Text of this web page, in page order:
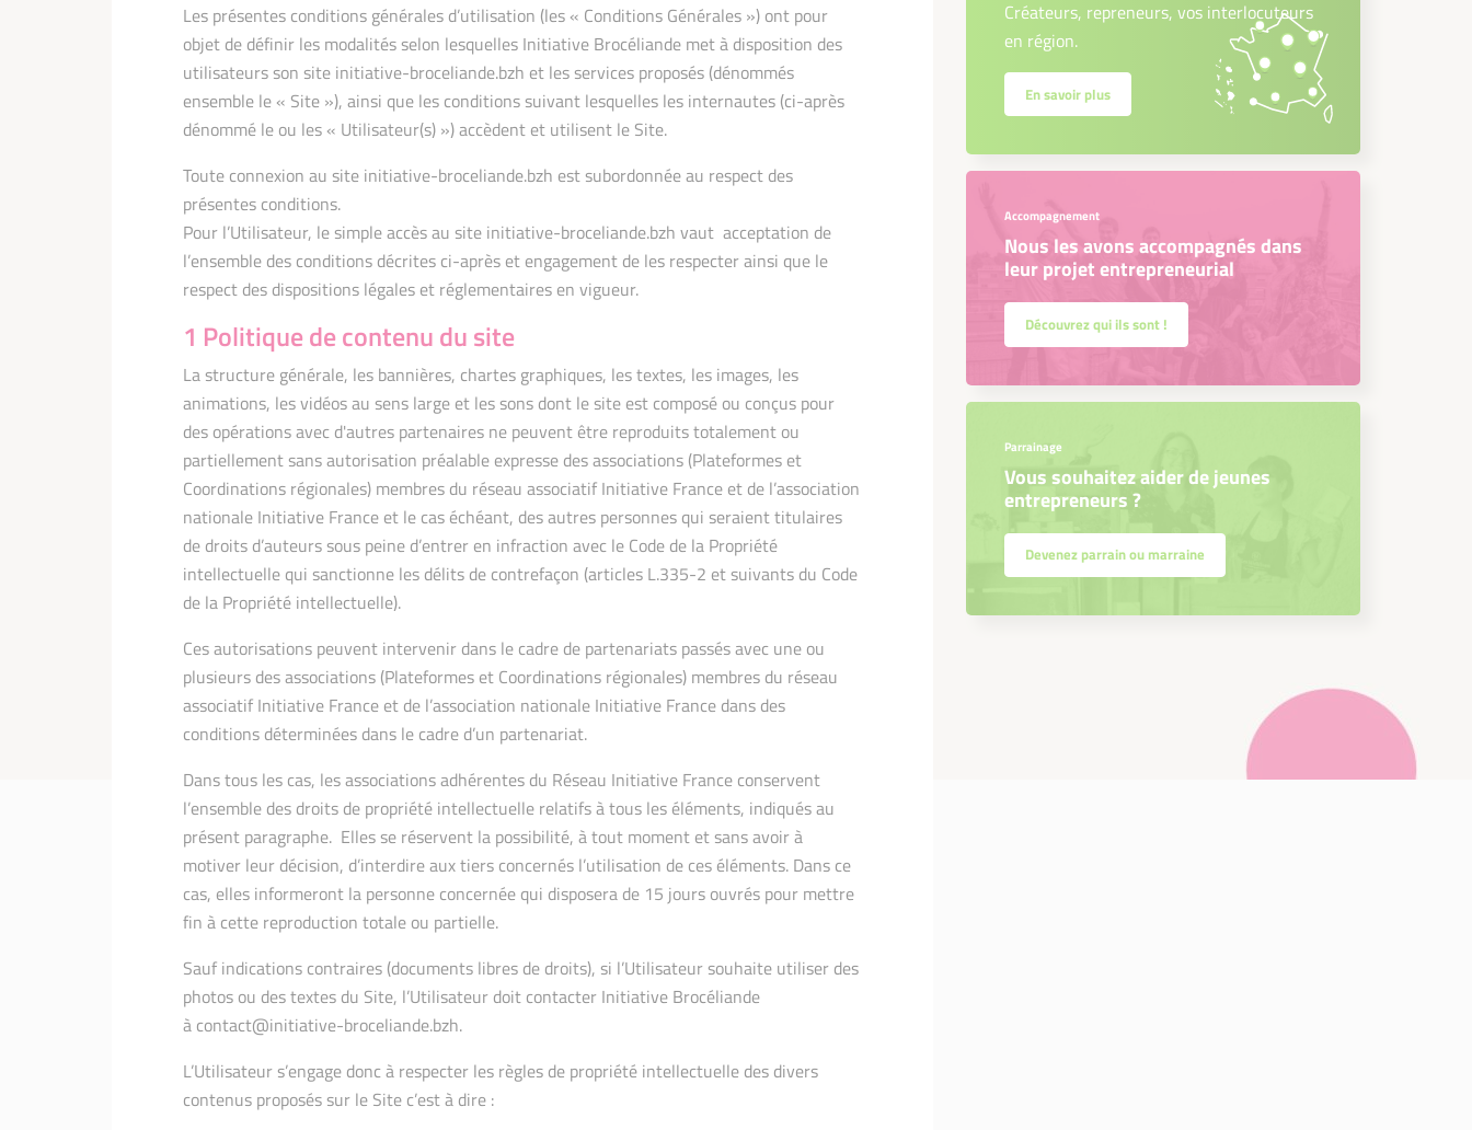
Les présentes conditions générales d’utilisation (les « Conditions Générales ») ont pour
objet de définir les modalités selon lesquelles Initiative Brocéliande met à disposition des
utilisateurs son site initiative-broceliande.bzh et les services proposés (dénommés
ensemble le « Site »), ainsi que les conditions suivant lesquelles les internautes (ci-après
dénommé le ou les « Utilisateur(s) ») accèdent et utilisent le Site.
Toute connexion au site initiative-broceliande.bzh est subordonnée au respect des
présentes conditions.
Pour l’Utilisateur, le simple accès au site initiative-broceliande.bzh vaut acceptation de
l’ensemble des conditions décrites ci-après et engagement de les respecter ainsi que le
respect des dispositions légales et réglementaires en vigueur.
1 Politique de contenu du site
La structure générale, les bannières, chartes graphiques, les textes, les images, les
animations, les vidéos au sens large et les sons dont le site est composé ou conçus pour
des opérations avec d'autres partenaires ne peuvent être reproduits totalement ou
partiellement sans autorisation préalable expresse des associations (Plateformes et
Coordinations régionales) membres du réseau associatif Initiative France et de l’association
nationale Initiative France et le cas échéant, des autres personnes qui seraient titulaires
de droits d’auteurs sous peine d’entrer en infraction avec le Code de la Propriété
intellectuelle qui sanctionne les délits de contrefaçon (articles L.335-2 et suivants du Code
de la Propriété intellectuelle).
Ces autorisations peuvent intervenir dans le cadre de partenariats passés avec une ou
plusieurs des associations (Plateformes et Coordinations régionales) membres du réseau
associatif Initiative France et de l’association nationale Initiative France dans des
conditions déterminées dans le cadre d’un partenariat.
Dans tous les cas, les associations adhérentes du Réseau Initiative France conservent
l’ensemble des droits de propriété intellectuelle relatifs à tous les éléments, indiqués au
présent paragraphe. Elles se réservent la possibilité, à tout moment et sans avoir à
motiver leur décision, d’interdire aux tiers concernés l’utilisation de ces éléments. Dans ce
cas, elles informeront la personne concernée qui disposera de 15 jours ouvrés pour mettre
fin à cette reproduction totale ou partielle.
Sauf indications contraires (documents libres de droits), si l’Utilisateur souhaite utiliser des
photos ou des textes du Site, l’Utilisateur doit contacter Initiative Brocéliande
à contact@initiative-broceliande.bzh.
L’Utilisateur s’engage donc à respecter les règles de propriété intellectuelle des divers
contenus proposés sur le Site c’est à dire :
Créateurs, repreneurs, vos interlocuteurs
en région.
En savoir plus
Accompagnement
Nous les avons accompagnés dans
leur projet entrepreneurial
Découvrez qui ils sont !
Parrainage
Vous souhaitez aider de jeunes
entrepreneurs ?
Devenez parrain ou marraine